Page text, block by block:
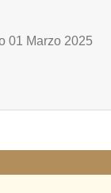
01 Marzo 2025